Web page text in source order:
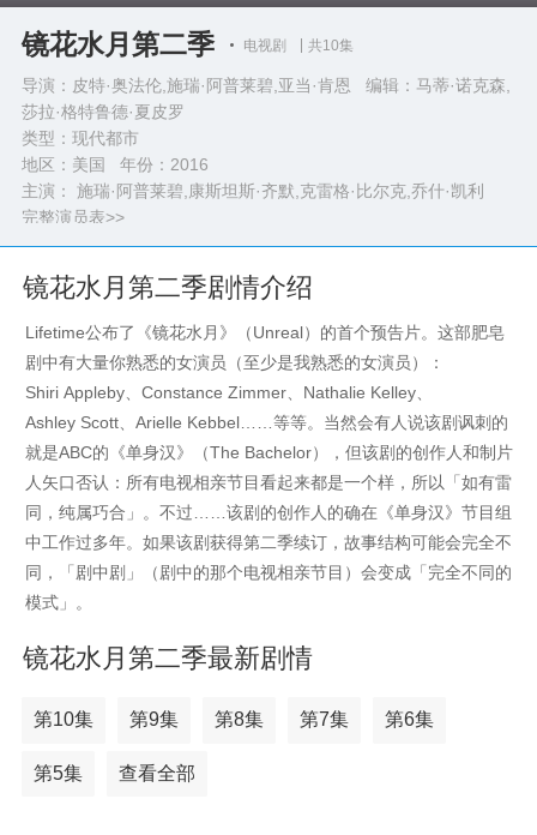
镜花水月第二季 电视剧 共10集
导演：皮特·奥法伦,施瑞·阿普莱碧,亚当·肯恩 编辑：马蒂·诺克森,
莎拉·格特鲁德·夏皮罗
类型： 现代都市
地区：美国 年份： 2016
主演： 施瑞·阿普莱碧,康斯坦斯·齐默,克雷格·比尔克,乔什·凯利
完整演员表>>
镜花水月第二季剧情介绍
Lifetime公布了《镜花水月》（Unreal）的首个预告片。这部肥皂
剧中有大量你熟悉的女演员（至少是我熟悉的女演员）：
Shiri Appleby、Constance Zimmer、Nathalie Kelley、
Ashley Scott、Arielle Kebbel……等等。当然会有人说该剧讽刺的
就是ABC的《单身汉》（The Bachelor），但该剧的创作人和制片
人矢口否认：所有电视相亲节目看起来都是一个样，所以「如有雷
同，纯属巧合」。不过……该剧的创作人的确在《单身汉》节目组
中工作过多年。如果该剧获得第二季续订，故事结构可能会完全不
同，「剧中剧」（剧中的那个电视相亲节目）会变成「完全不同的
模式」。
镜花水月第二季最新剧情
第10集 第9集 第8集 第7集 第6集
第5集 查看全部